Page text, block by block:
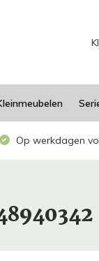
Op werkdagen